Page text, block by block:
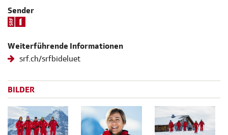
Sender
Weiterführende Informationen
srf.ch/srfbideluet
BILDER